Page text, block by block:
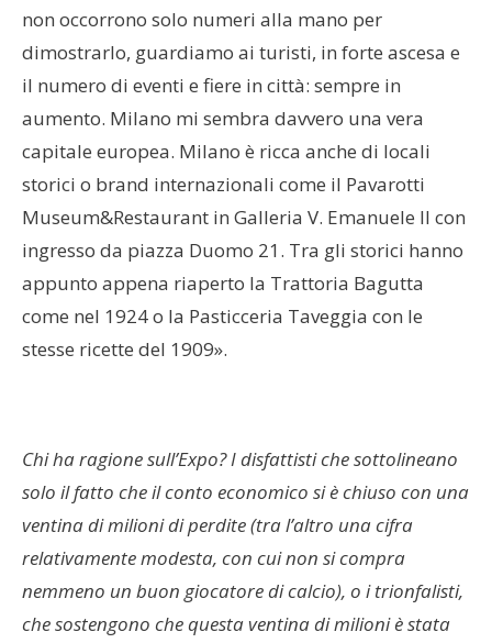
non occorrono solo numeri alla mano per
dimostrarlo, guardiamo ai turisti, in forte ascesa e
il numero di eventi e fiere in città: sempre in
aumento. Milano mi sembra davvero una vera
capitale europea. Milano è ricca anche di locali
storici o brand internazionali come il Pavarotti
Museum&Restaurant in Galleria V. Emanuele II con
ingresso da piazza Duomo 21. Tra gli storici hanno
appunto appena riaperto la Trattoria Bagutta
come nel 1924 o la Pasticceria Taveggia con le
stesse ricette del 1909».
Chi ha ragione sull’Expo? I disfattisti che sottolineano
solo il fatto che il conto economico si è chiuso con una
ventina di milioni di perdite (tra l’altro una cifra
relativamente modesta, con cui non si compra
nemmeno un buon giocatore di calcio), o i trionfalisti,
che sostengono che questa ventina di milioni è stata